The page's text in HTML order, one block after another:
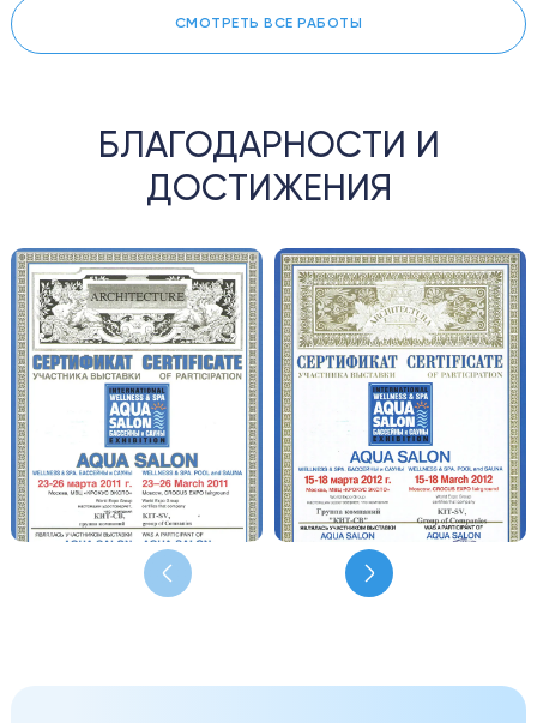
СМОТРЕТЬ ВСЕ РАБОТЫ
БЛАГОДАРНОСТИ И
ДОСТИЖЕНИЯ